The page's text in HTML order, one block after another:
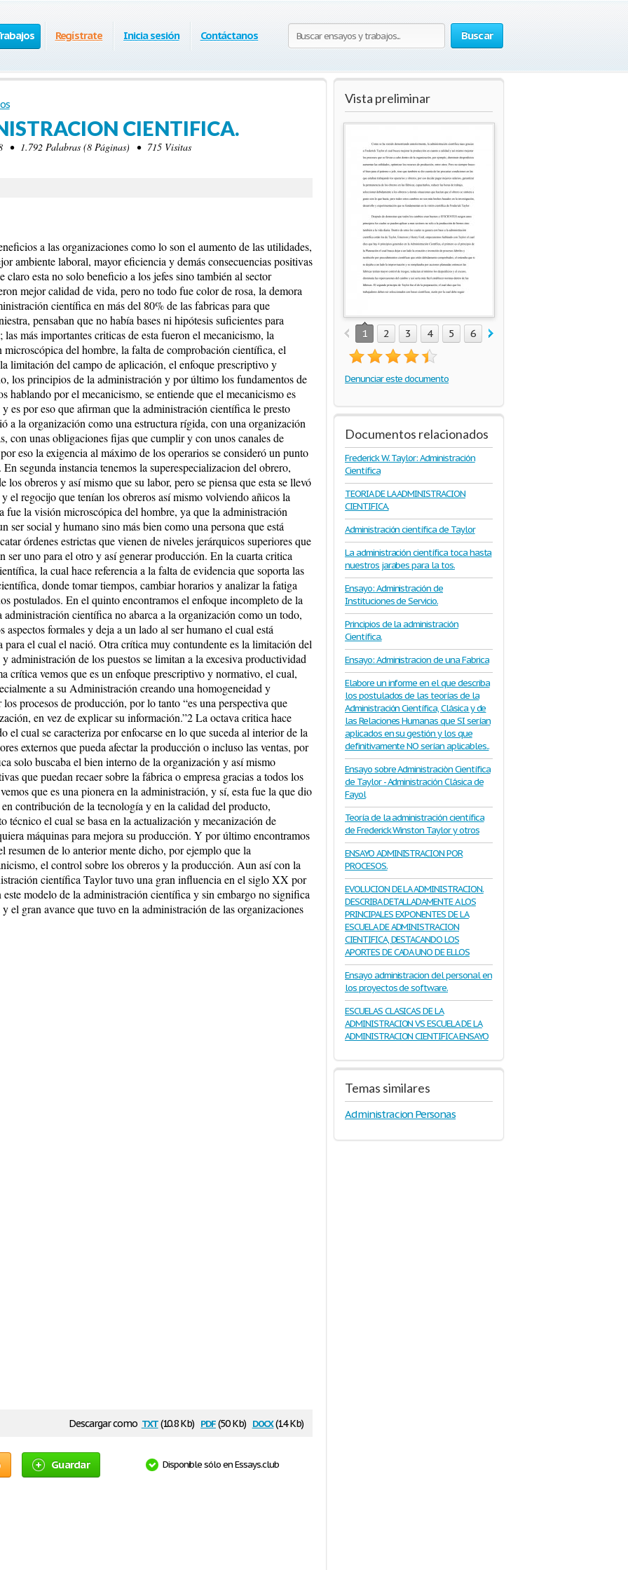
Buscar
Regístrate Inicia sesión Contáctanos
CIENTIFICA.
1.792 Palabras (8 Páginas) • 715 Visitas
a las organizaciones como lo son el aumento de las utilidades,
ambiente laboral, mayor eficiencia y demás consecuencias positivas
esta no solo beneficio a los jefes sino también al sector
mejor calidad de vida, pero no todo fue color de rosa, la demora
científica en más del 80% de las fabricas para que
pensaban que no había bases ni hipótesis suficientes para
más importantes criticas de esta fueron el mecanicismo, la
del hombre, la falta de comprobación científica, el
limitación del campo de aplicación, el enfoque prescriptivo y
los principios de la administración y por último los fundamentos de
hablando por el mecanicismo, se entiende que el mecanicismo es
es por eso que afirman que la administración científica le presto
a la organización como una estructura rígida, con una organización
con unas obligaciones fijas que cumplir y con unos canales de
eso la exigencia al máximo de los operarios se consideró un punto
segunda instancia tenemos la superespecializacion del obrero,
obreros y así mismo que su labor, pero se piensa que esta se llevó
el regocijo que tenían los obreros así mismo volviendo añicos la
la visión microscópica del hombre, ya que la administración
ser social y humano sino más bien como una persona que está
órdenes estrictas que vienen de niveles jerárquicos superiores que
ser uno para el otro y así generar producción. En la cuarta critica
la cual hace referencia a la falta de evidencia que soporta las
donde tomar tiempos, cambiar horarios y analizar la fatiga
postulados. En el quinto encontramos el enfoque incompleto de la
administración científica no abarca a la organización como un todo,
aspectos formales y deja a un lado al ser humano el cual está
el cual el nació. Otra crítica muy contundente es la limitación del
administración de los puestos se limitan a la excesiva productividad
crítica vemos que es un enfoque prescriptivo y normativo, el cual,
a su Administración creando una homogeneidad y
procesos de producción, por lo tanto “es una perspectiva que
en vez de explicar su información.”2 La octava critica hace
el cual se caracteriza por enfocarse en lo que suceda al interior de la
externos que pueda afectar la producción o incluso las ventas, por
solo buscaba el bien interno de la organización y así mismo
que puedan recaer sobre la fábrica o empresa gracias a todos los
que es una pionera en la administración, y sí, esta fue la que dio
contribución de la tecnología y en la calidad del producto,
técnico el cual se basa en la actualización y mecanización de
máquinas para mejora su producción. Y por último encontramos
resumen de lo anterior mente dicho, por ejemplo que la
el control sobre los obreros y la producción. Aun así con la
científica Taylor tuvo una gran influencia en el siglo XX por
modelo de la administración científica y sin embargo no significa
el gran avance que tuvo en la administración de las organizaciones
Descargar como txt(10.8 Kb) pdf(50 Kb) docx(14 Kb)
Guardar Disponible sólo en Essays.club
Vista preliminar
1 2 3 4 5 6
Denunciar este documento
Documentos relacionados
Frederick W. Taylor: Administración
Científica
TEORIA DE LA ADMINISTRACION
CIENTIFICA.
Administración científica de Taylor
La administración científica toca hasta
nuestros jarabes para la tos.
Ensayo: Administración de
Instituciones de Servicio.
Principios de la administración
Científica.
Ensayo: Administracion de una Fabrica
Elabore un informe en el que describa
los postulados de las teorías de la
Administración Científica, Clásica y de
las Relaciones Humanas que SI serían
aplicados en su gestión y los que
definitivamente NO serían aplicables..
Ensayo sobre Administraciòn Científica
de Taylor - Administración Clásica de
Fayol
Teoría de la administración científica
de Frederick Winston Taylor y otros
ENSAYO ADMINISTRACION POR
PROCESOS.
EVOLUCION DE LA ADMINISTRACION.
DESCRIBA DETALLADAMENTE A LOS
PRINCIPALES EXPONENTES DE LA
ESCUELA DE ADMINISTRACION
CIENTIFICA, DESTACANDO LOS
APORTES DE CADA UNO DE ELLOS
Ensayo administracion del personal en
los proyectos de software.
ESCUELAS CLASICAS DE LA
ADMINISTRACION VS ESCUELA DE LA
ADMINISTRACION CIENTIFICA ENSAYO
Temas similares
Administracion Personas